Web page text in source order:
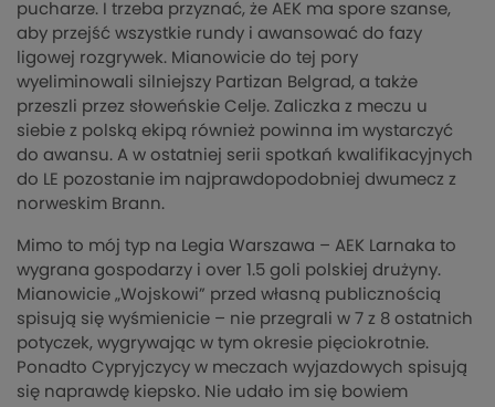
pucharze. I trzeba przyznać, że AEK ma spore szanse,
aby przejść wszystkie rundy i awansować do fazy
ligowej rozgrywek. Mianowicie do tej pory
wyeliminowali silniejszy Partizan Belgrad, a także
przeszli przez słoweńskie Celje. Zaliczka z meczu u
siebie z polską ekipą również powinna im wystarczyć
do awansu. A w ostatniej serii spotkań kwalifikacyjnych
do LE pozostanie im najprawdopodobniej dwumecz z
norweskim Brann.
Mimo to mój typ na Legia Warszawa – AEK Larnaka to
wygrana gospodarzy i over 1.5 goli polskiej drużyny.
Mianowicie „Wojskowi” przed własną publicznością
spisują się wyśmienicie – nie przegrali w 7 z 8 ostatnich
potyczek, wygrywając w tym okresie pięciokrotnie.
Ponadto Cypryjczycy w meczach wyjazdowych spisują
się naprawdę kiepsko. Nie udało im się bowiem